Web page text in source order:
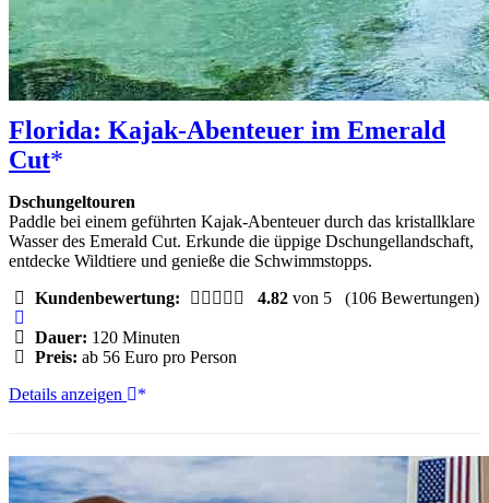
Florida: Kajak-Abenteuer im Emerald
Cut
Dschungeltouren
Paddle bei einem geführten Kajak-Abenteuer durch das kristallklare
Wasser des Emerald Cut. Erkunde die üppige Dschungellandschaft,
entdecke Wildtiere und genieße die Schwimmstopps.
Kundenbewertung:
4.82 von 5 (106 Bewertungen)
Dauer: 120 Minuten
Preis: ab 56 Euro pro Person
Florida:
im
Emerald
Cut
Details anzeigen